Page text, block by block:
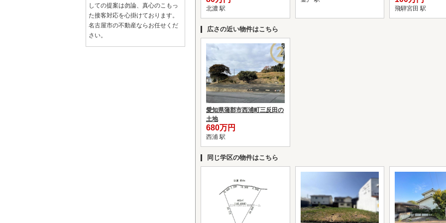
北濃 駅 飛騨宮田 駅
広さの近い物件はこちら
愛知県蒲郡市西浦町三反田の
土地
680万円
西浦 駅
同じ学区の物件はこちら
しての提案は勿論、真心のこもっ
た接客対応を心掛けております。
名古屋市の不動産ならお任せくだ
さい。